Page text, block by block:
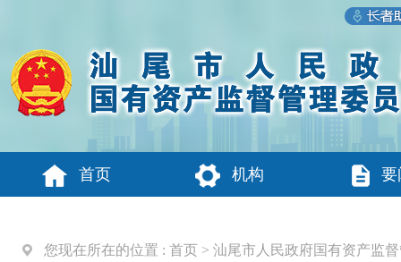
首页 机构 要
您现在所在的位置 : 首页 > 汕尾市人民政府国有资产监